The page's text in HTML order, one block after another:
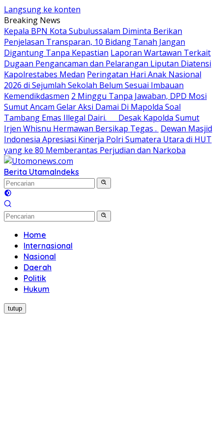
Langsung ke konten
Breaking News
Kepala BPN Kota Subulussalam Diminta Berikan
Penjelasan Transparan, 10 Bidang Tanah Jangan
Digantung Tanpa Kepastian Laporan Wartawan Terkait
Dugaan Pengancaman dan Pelarangan Liputan Diatensi
Kapolrestabes Medan Peringatan Hari Anak Nasional
2026 di Sejumlah Sekolah Belum Sesuai Imbauan
Kemendikdasmen 2 Minggu Tanpa Jawaban, DPD Mosi
Sumut Ancam Gelar Aksi Damai Di Mapolda Soal
Tambang Emas Illegal Dairi. Desak Kapolda Sumut
Irjen Whisnu Hermawan Bersikap Tegas . Dewan Masjid
Indonesia Apresiasi Kinerja Polri Sumatera Utara di HUT
yang ke 80 Memberantas Perjudian dan Narkoba
Berita UtamaIndeks
Home
Internasional
Nasional
Daerah
Politik
Hukum
tutup